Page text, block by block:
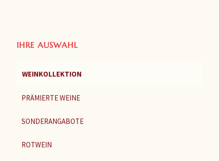
IHRE AUSWAHL
WEINKOLLEKTION
PRÄMIERTE WEINE
SONDERANGABOTE
ROTWEIN